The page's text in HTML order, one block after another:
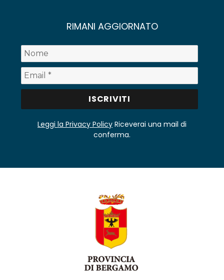
RIMANI AGGIORNATO
Leggi la Privacy Policy Riceverai una mail di
conferma.